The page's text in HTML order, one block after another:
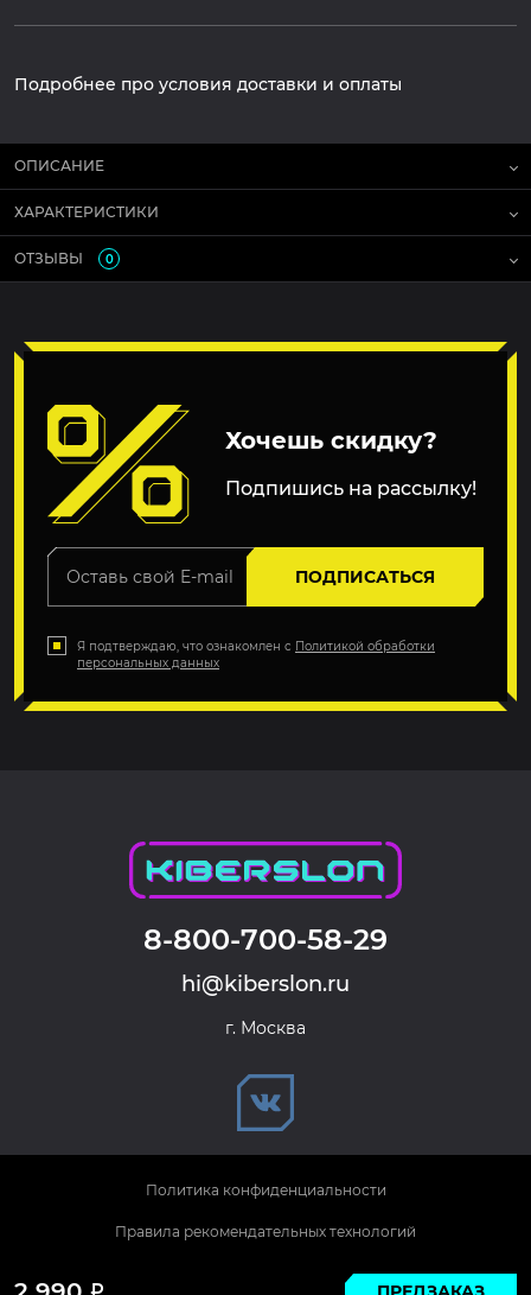
Подробнее про условия доставки и оплаты
Р
ОПИСАНИЕ
ХАРАКТЕРИСТИКИ
ОТЗЫВЫ 0
Хочешь скидку?
Подпишись на рассылку!
ПОДПИСАТЬСЯ
Я подтверждаю, что ознакомлен с Политикой обработки
персональных данных
8-800-700-58-29
hi@kiberslon.ru
г. Москва
© 2026 KIBERSLON. Все права защищены.
Политика конфиденциальности
Правила рекомендательных технологий